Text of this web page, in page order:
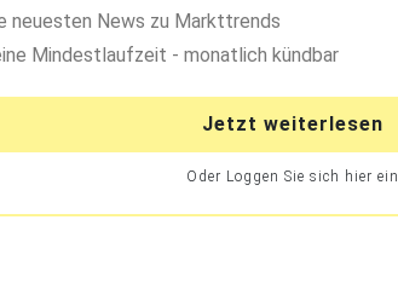
neuesten News zu Markttrends
Mindestlaufzeit - monatlich kündbar
Jetzt weiterlesen
Oder Loggen Sie sich hier ein